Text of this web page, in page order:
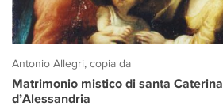
Antonio Allegri, copia da
Matrimonio mistico di santa Caterina
d’Alessandria